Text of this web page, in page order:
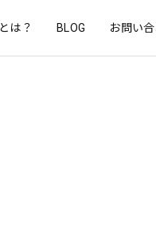
は？ BLOG お問い